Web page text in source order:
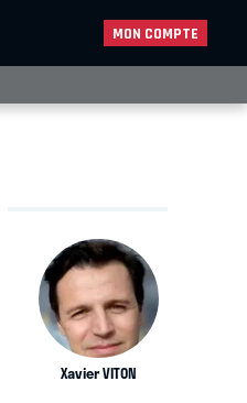
MON COMPTE
Xavier VITON